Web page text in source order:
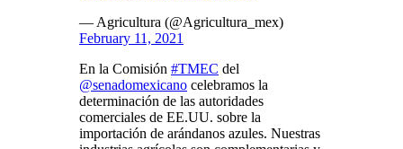
— Agricultura (@Agricultura_mex)
February 11, 2021
En la Comisión #TMEC del
@senadomexicano celebramos la
determinación de las autoridades
comerciales de EE.UU. sobre la
importación de arándanos azules. Nuestras